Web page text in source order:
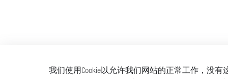
我们使用Cookie以允许我们网站的正常工作，没